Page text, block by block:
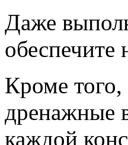
Даже
Кроме
дренажные
каждой